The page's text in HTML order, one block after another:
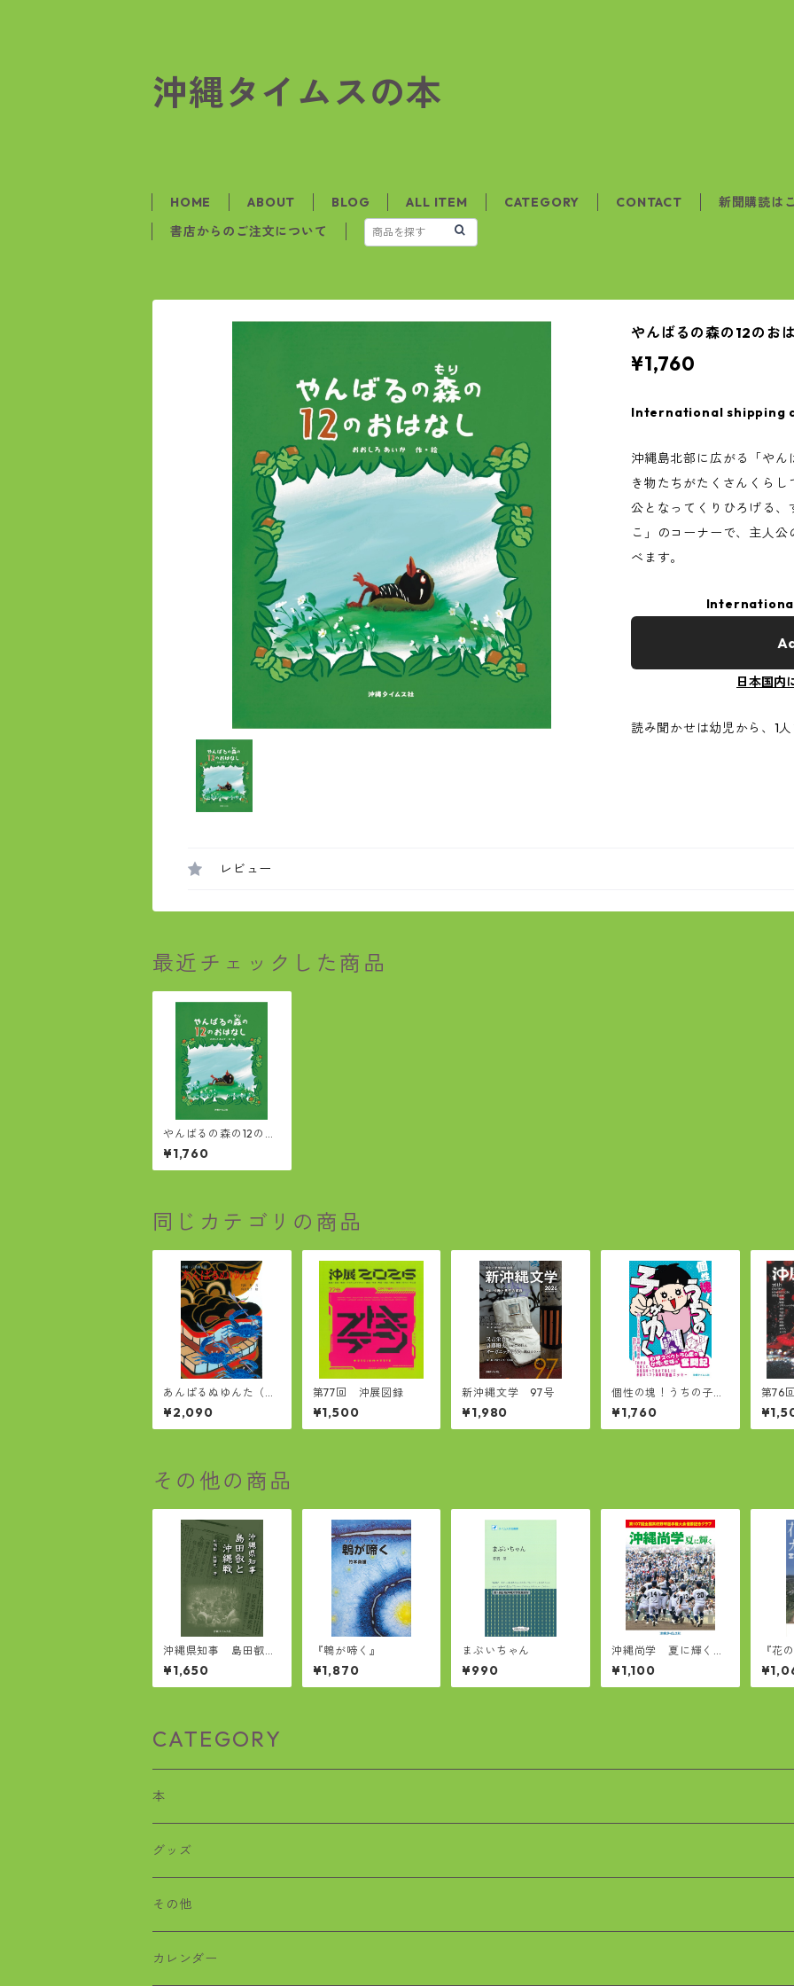
沖縄タイムスの本
HOME ABOUT BLOG ALL ITEM CATEGORY CONTACT
新聞購読は
書店からのご注文について
やんばるの森の12のお
¥1,760
International shipping
沖縄島北部に広がる「や
き物たちがたくさんくら
公となってくりひろげる、
こ」のコーナーで、主人
べます。
日本国内
読み聞かせは幼児から、1
レビュー
最近チェックした商品
やんばるの森の12のお
はなし
¥1,760
同じカテゴリの商品
あんぱるぬゆんた（復
刻新版）
¥2,090
第77回 沖展図録
¥1,500
新沖縄文学 97号
¥1,980
個性の塊！うちの子が
ゆく
¥1,760
第76
その他の商品
沖縄県知事 島田叡と
沖縄戦
¥1,650
『鵯が啼く』
¥1,870
まぶいちゃん
¥990
沖縄尚学 夏に輝く
第107回全国高校野
球選手権大会優勝記念
グラフ
¥1,100
『花
歳・
言』
CATEGORY
本
歴史
沖縄戦
絵本
グッズ
おばぁタイムス
ワラビー
その他
カレンダー